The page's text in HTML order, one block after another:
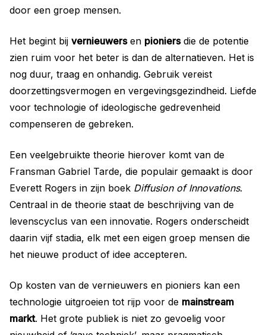
door een groep mensen.
Het begint bij vernieuwersen pioniersdie de potentie
zien ruim voor het beter is dan de alternatieven. Het is
nog duur, traag en onhandig. Gebruik vereist
doorzettingsvermogen en vergevingsgezindheid. Liefde
voor technologie of ideologische gedrevenheid
compenseren de gebreken.
Een veelgebruikte theorie hierover komt van de
Fransman Gabriel Tarde, die populair gemaakt is door
Everett Rogers in zijn boek Diffusion of Innovations.
Centraal in de theorie staat de beschrijving van de
levenscyclus van een innovatie. Rogers onderscheidt
daarin vijf stadia, elk met een eigen groep mensen die
het nieuwe product of idee accepteren.
Op kosten van de vernieuwers en pioniers kan een
technologie uitgroeien tot rijp voor de mainstream
markt. Het grote publiek is niet zo gevoelig voor